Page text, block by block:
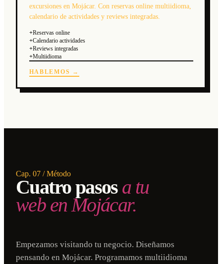
excursiones en Mojácar. Con reservas online multiidioma,
calendario de actividades y reviews integradas.
+Reservas online
+Calendario actividades
+Reviews integradas
+Multiidioma
HABLEMOS →
Cap. 07 / Método
Cuatro pasos a tu
web en Mojácar.
Empezamos visitando tu negocio. Diseñamos
pensando en Mojácar. Programamos multiidioma